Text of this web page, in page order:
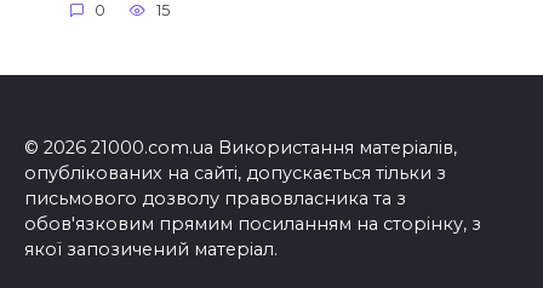
0 15
© 2026 21000.com.ua Використання матеріалів,
опублікованих на сайті, допускається тільки з
письмового дозволу правовласника та з
обов'язковим прямим посиланням на сторінку, з
якої запозичений матеріал.